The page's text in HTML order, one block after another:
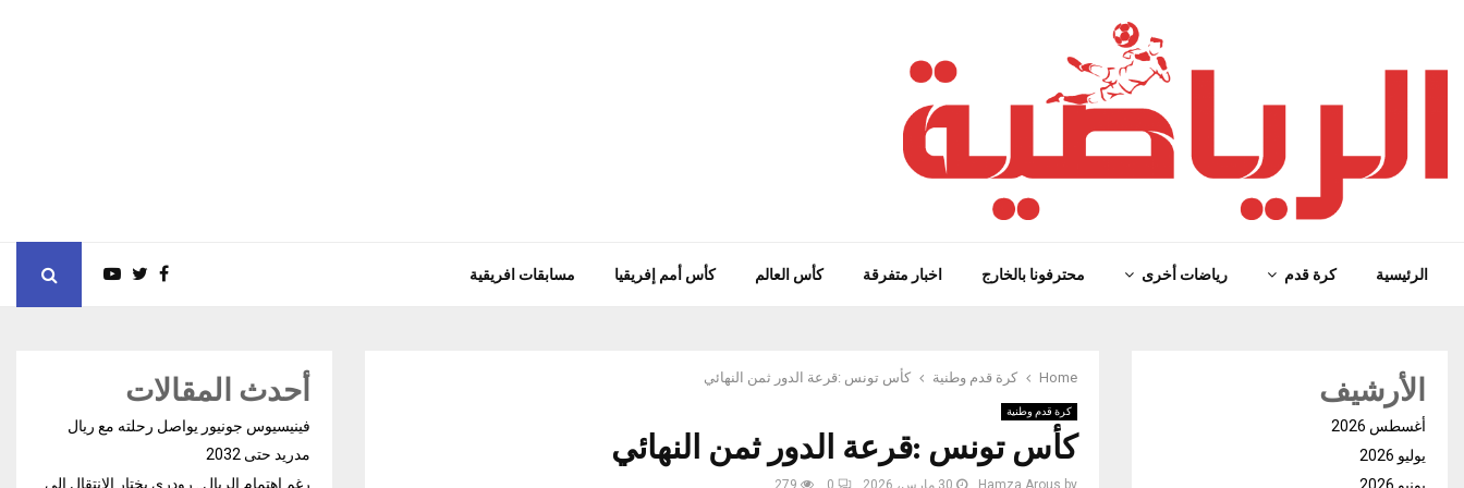
الرئيسية كرة قدم رياضات أخرى محترفونا بالخارج اخبار متفرقة كأس العالم كأس أمم إفريقيا مسابقات افريقية
Home كرة قدم وطنية كأس تونس :قرعة الدور ثمن النهائي
كرة قدم وطنية
كأس تونس :قرعة الدور ثمن النهائي
by
Hamza Arous 30 مارس، 2026 0
279
الأرشيف
أغسطس 2026
يوليو 2026
يونيو 2026
أحدث المقالات
فينيسيوس جونيور يواصل رحلته مع ريال
مدريد حتى 2032
رغم إهتمام الريال.. رودري يختار الإنتقال إلى